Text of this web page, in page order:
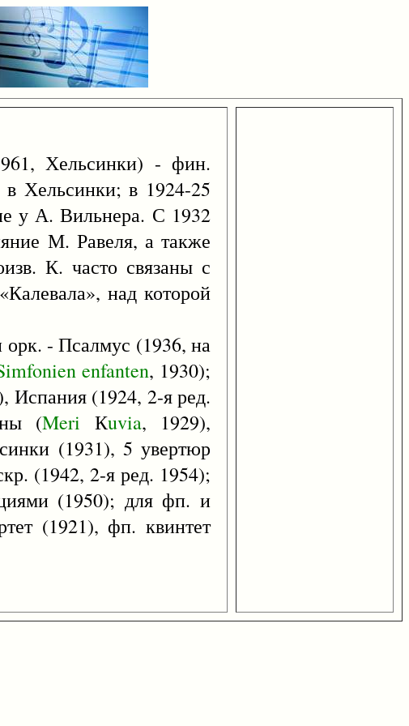
Хельсинки) - фин.
Хельсинки; в 1924-25
у А. Вильнера. С 1932
М. Равеля, а также
К. часто связаны с
над которой
орк. - Псалмус (1936, на
enfanten, 1930);
Испания (1924, 2-я ред.
(Meri Кuvia, 1929),
(1931), 5 увертюр
(1942, 2-я ред. 1954);
(1950); для фп. и
(1921), фп. квинтет